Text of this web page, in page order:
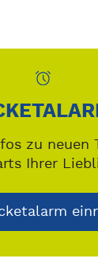
zu neuen
Ihrer